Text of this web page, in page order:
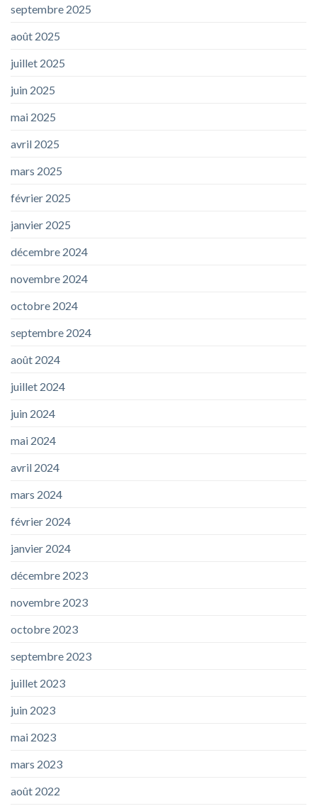
septembre 2025
août 2025
juillet 2025
juin 2025
mai 2025
avril 2025
mars 2025
février 2025
janvier 2025
décembre 2024
novembre 2024
octobre 2024
septembre 2024
août 2024
juillet 2024
juin 2024
mai 2024
avril 2024
mars 2024
février 2024
janvier 2024
décembre 2023
novembre 2023
octobre 2023
septembre 2023
juillet 2023
juin 2023
mai 2023
mars 2023
août 2022